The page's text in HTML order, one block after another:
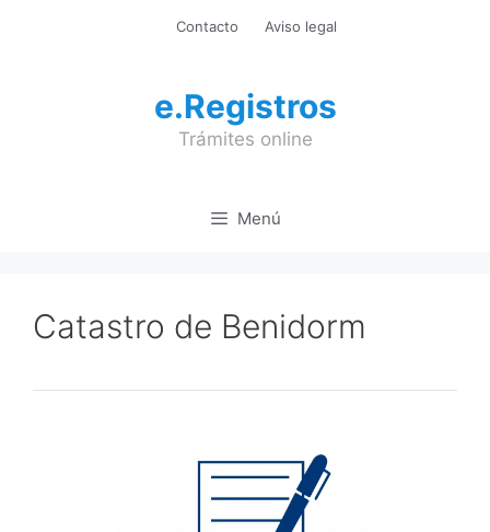
Contacto Aviso legal
e.Registros
Trámites online
Menú
Catastro de Benidorm